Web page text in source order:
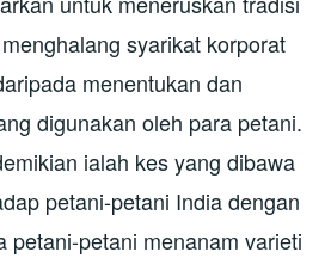
syarikat korporat
menentukan dan
digunakan oleh para petani.
ialah kes yang dibawa
petani-petani India dengan
petani-petani menanam varieti